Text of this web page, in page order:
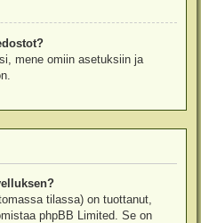
mene omiin asetuksiin ja
tilassa) on tuottanut,
phpBB Limited . Se on